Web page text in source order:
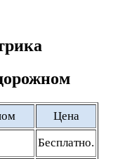
Цена
Бесплатно.